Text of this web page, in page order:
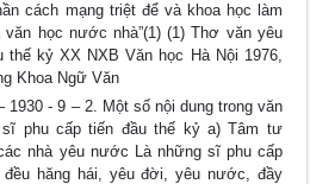
cách mạng triệt để và khoa học làm
học nước nhà”(1) (1) Thơ văn yêu
kỷ XX NXB Văn học Hà Nội 1976,
Khoa Ngữ Văn
1930 - 9 – 2. Một số nội dung trong văn
phu cấp tiến đầu thế kỷ a) Tâm tư
nhà yêu nước Là những sĩ phu cấp
hăng hái, yêu đời, yêu nước, đầy